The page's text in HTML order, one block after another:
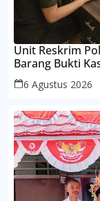
Unit Reskrim
Barang Bukti
Denpasar
6 Agustus 2026